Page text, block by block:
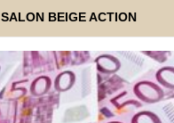
SALON BEIGE ACTION